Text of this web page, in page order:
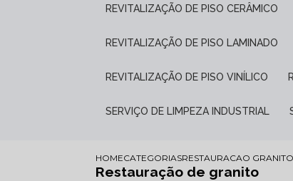
REVITALIZAÇÃO DE PISO CERÂMICO
REVITALIZAÇÃO DE PISO LAMINADO
REVITALIZAÇÃO DE PISO VINÍLICO
SERVIÇO DE LIMPEZA INDUSTRIAL
HOMECATEGORIASRESTAURACAO GRANITO
Restauração de granito